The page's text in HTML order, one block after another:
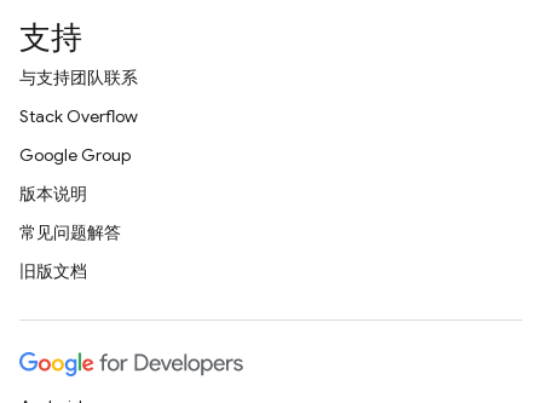
支持
与支持团队联系
Stack Overflow
Google Group
版本说明
常见问题解答
旧版文档